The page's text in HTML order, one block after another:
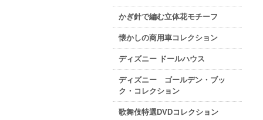
かぎ針で編む立体花モチーフ
懐かしの商用車コレクション
ディズニー ドールハウス
ディズニー ゴールデン・ブッ
ク・コレクション
歌舞伎特選DVDコレクション